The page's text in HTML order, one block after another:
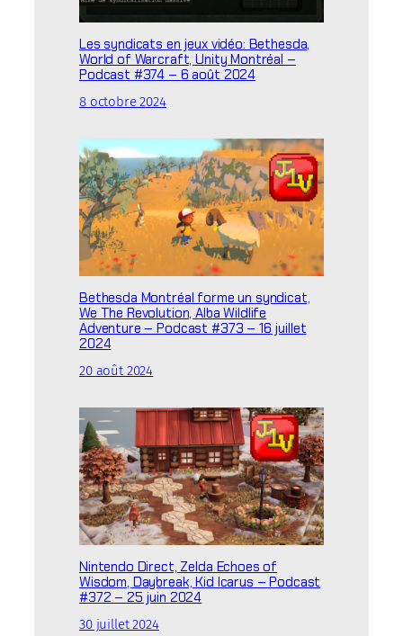
Les syndicats en jeux vidéo: Bethesda,
World of Warcraft, Unity Montréal –
Podcast #374 – 6 août 2024
8 octobre 2024
Bethesda Montréal forme un syndicat,
We The Revolution, Alba Wildlife
Adventure – Podcast #373 – 16 juillet
2024
20 août 2024
Nintendo Direct, Zelda Echoes of
Wisdom, Daybreak, Kid Icarus – Podcast
#372 – 25 juin 2024
30 juillet 2024